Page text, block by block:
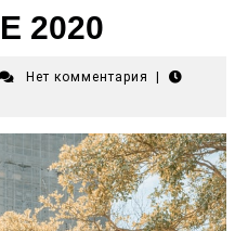
2020
Нет комментария